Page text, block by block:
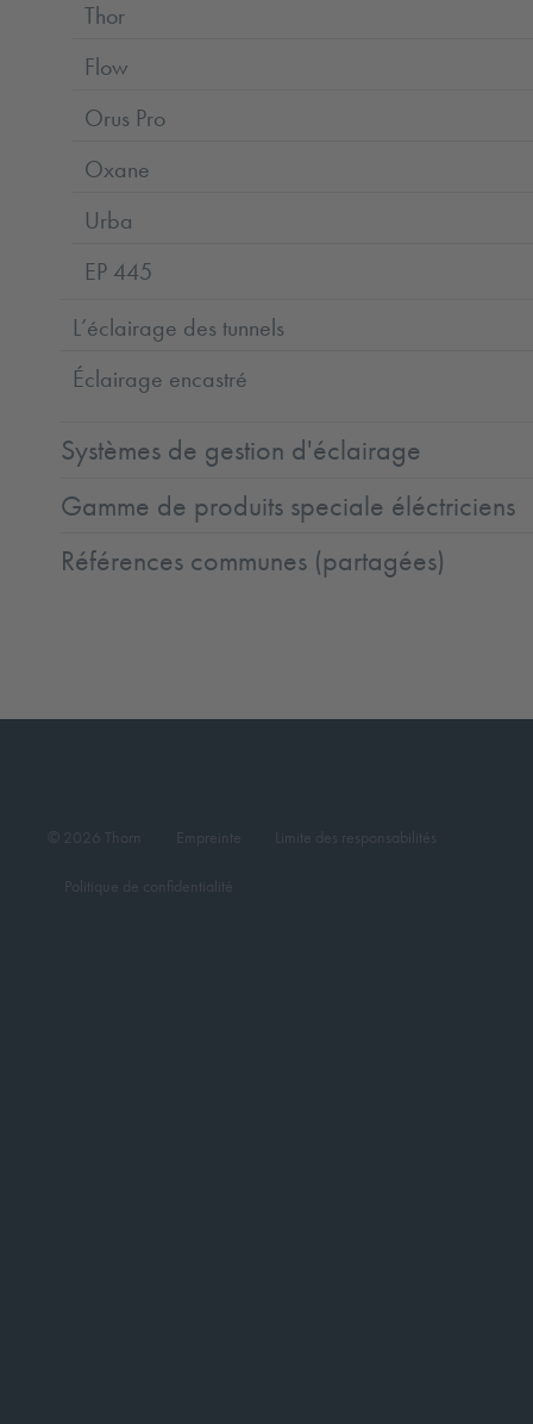
Thor
Flow
Orus Pro
Oxane
Urba
EP 445
L’éclairage des tunnels
Éclairage encastré
Systèmes de gestion d'éclairage
Gamme de produits speciale éléctriciens
Références communes (partagées)